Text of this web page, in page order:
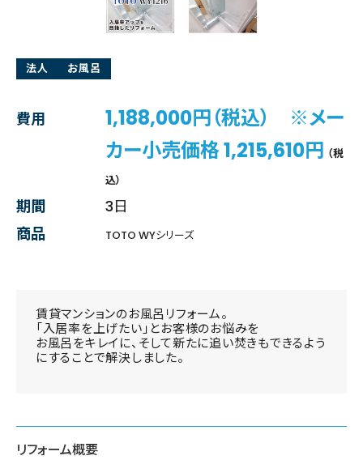
法人 お風呂
費用
1,188,000円（税込） ※メー
カー小売価格 1,215,610円 （税
込）
期間
3日
商品
TOTO WYシリーズ
賃貸マンションのお風呂リフォーム。
「入居率を上げたい」とお客様のお悩みを
お風呂をキレイに、そして新たに追い焚きもできるよう
にすることで解決しました。
リフォーム概要